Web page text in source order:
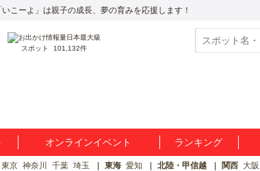
こーよ」は親子の成長、夢の育みを応援します！
スポット 101,132件
オンラインイベント ランキング
東京 神奈川 千葉 埼玉 東海 愛知 北陸・甲信越 関西 大阪